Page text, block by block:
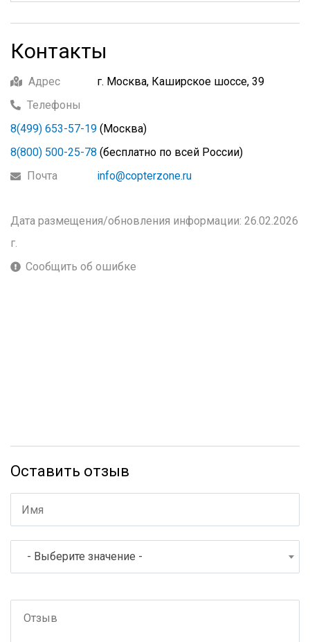
Контакты
Адрес
г. Москва, Каширское шоссе, 39
Телефоны
8(499) 653-57-19 (Москва)
8(800) 500-25-78 (бесплатно по всей России)
Почта
info@copterzone.ru
Дата размещения/обновления информации: 26.02.2026
г.
Сообщить об ошибке
Оставить отзыв
- Выберите значение -